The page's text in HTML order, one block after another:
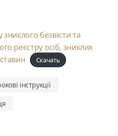
безвісти та
реєстру осіб, зниклих
Скачать
інструкції